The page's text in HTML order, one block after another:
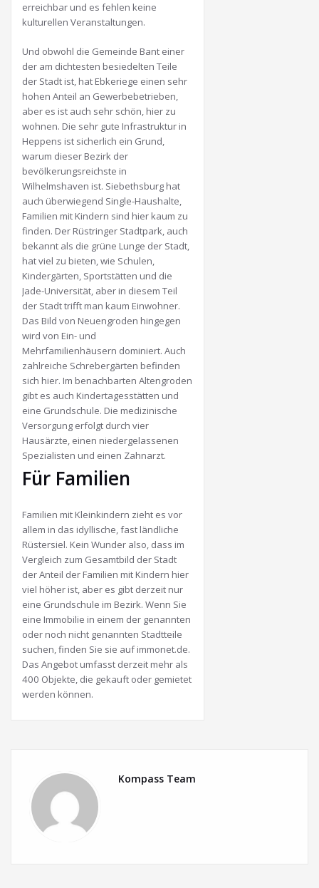
erreichbar und es fehlen keine
kulturellen Veranstaltungen.
Und obwohl die Gemeinde Bant einer
der am dichtesten besiedelten Teile
der Stadt ist, hat Ebkeriege einen sehr
hohen Anteil an Gewerbebetrieben,
aber es ist auch sehr schön, hier zu
wohnen. Die sehr gute Infrastruktur in
Heppens ist sicherlich ein Grund,
warum dieser Bezirk der
bevölkerungsreichste in
Wilhelmshaven ist. Siebethsburg hat
auch überwiegend Single-Haushalte,
Familien mit Kindern sind hier kaum zu
finden. Der Rüstringer Stadtpark, auch
bekannt als die grüne Lunge der Stadt,
hat viel zu bieten, wie Schulen,
Kindergärten, Sportstätten und die
Jade-Universität, aber in diesem Teil
der Stadt trifft man kaum Einwohner.
Das Bild von Neuengroden hingegen
wird von Ein- und
Mehrfamilienhäusern dominiert. Auch
zahlreiche Schrebergärten befinden
sich hier. Im benachbarten Altengroden
gibt es auch Kindertagesstätten und
eine Grundschule. Die medizinische
Versorgung erfolgt durch vier
Hausärzte, einen niedergelassenen
Spezialisten und einen Zahnarzt.
Für Familien
Familien mit Kleinkindern zieht es vor
allem in das idyllische, fast ländliche
Rüstersiel. Kein Wunder also, dass im
Vergleich zum Gesamtbild der Stadt
der Anteil der Familien mit Kindern hier
viel höher ist, aber es gibt derzeit nur
eine Grundschule im Bezirk. Wenn Sie
eine Immobilie in einem der genannten
oder noch nicht genannten Stadtteile
suchen, finden Sie sie auf immonet.de.
Das Angebot umfasst derzeit mehr als
400 Objekte, die gekauft oder gemietet
werden können.
Kompass Team